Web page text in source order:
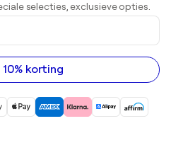
selecties, exclusieve opties.
10% korting